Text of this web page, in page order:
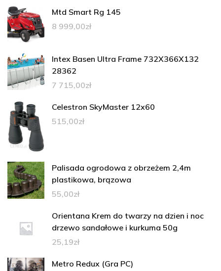
Mtd Smart Rg 145
8 999,00zł
Intex Basen Ultra Frame 732X366X132
28362
7 715,00zł
Celestron SkyMaster 12x60
515,00zł
Palisada ogrodowa z obrzeżem 2,4m
plastikowa, brązowa
55,00zł
Orientana Krem do twarzy na dzien i noc
drzewo sandałowe i kurkuma 50g
25,19zł
Metro Redux (Gra PC)